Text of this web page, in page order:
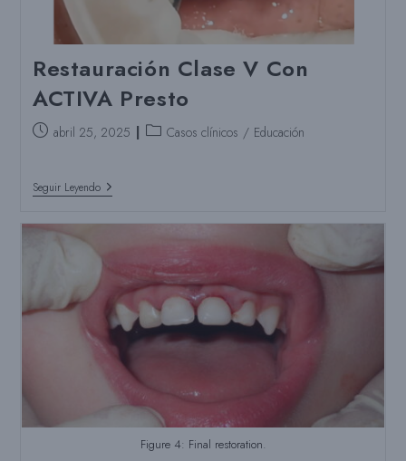
Restauración Clase V Con
ACTIVA Presto
Puestoabril 25, 2025
Categoría
Casos clínicos / Educación
Seguir LeyendoRestauración
Clase
Presto
Figure 4: Final restoration.